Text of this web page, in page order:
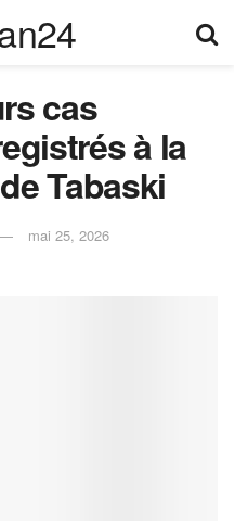
cas
à la
Tabaski
mai 25, 2026